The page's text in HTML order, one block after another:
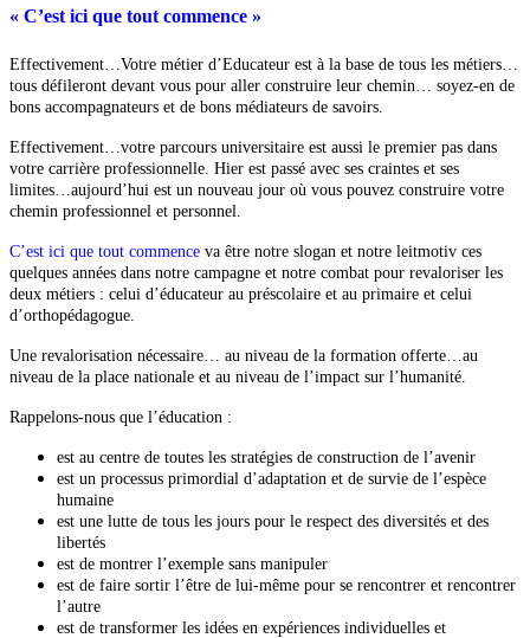
« C’est ici que tout commence »
Effectivement…Votre métier d’Educateur est à la base de tous les métiers…
tous défileront devant vous pour aller construire leur chemin… soyez-en de
bons accompagnateurs et de bons médiateurs de savoirs.
Effectivement…votre parcours universitaire est aussi le premier pas dans
votre carrière professionnelle. Hier est passé avec ses craintes et ses
limites…aujourd’hui est un nouveau jour où vous pouvez construire votre
chemin professionnel et personnel.
C’est ici que tout commence va être notre slogan et notre leitmotiv ces
quelques années dans notre campagne et notre combat pour revaloriser les
deux métiers : celui d’éducateur au préscolaire et au primaire et celui
d’orthopédagogue.
Une revalorisation nécessaire… au niveau de la formation offerte…au
niveau de la place nationale et au niveau de l’impact sur l’humanité.
Rappelons-nous que l’éducation :
est au centre de toutes les stratégies de construction de l’avenir
est un processus primordial d’adaptation et de survie de l’espèce
humaine
est une lutte de tous les jours pour le respect des diversités et des
libertés
est de montrer l’exemple sans manipuler
est de faire sortir l’être de lui-même pour se rencontrer et rencontrer
l’autre
est de transformer les idées en expériences individuelles et